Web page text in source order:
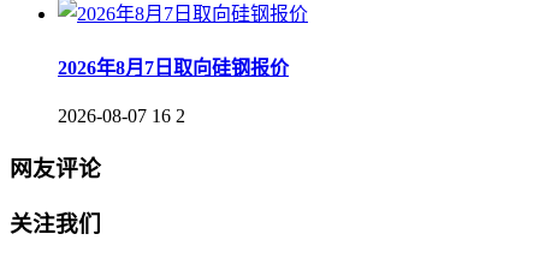
2026年8月7日取向硅钢报价
2026-08-07 16 2
网友评论
关注我们